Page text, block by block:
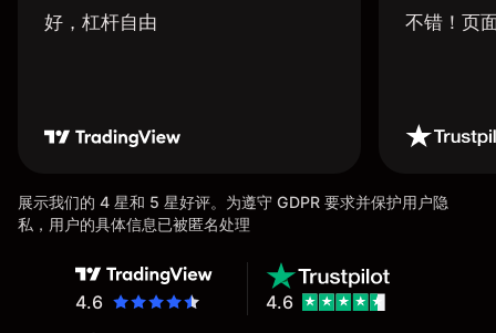
好，杠杆自由 不错！页
展示我们的 4 星和 5 星好评。为遵守 GDPR 要求并保护用户隐
私，用户的具体信息已被匿名处理
4.6 4.6